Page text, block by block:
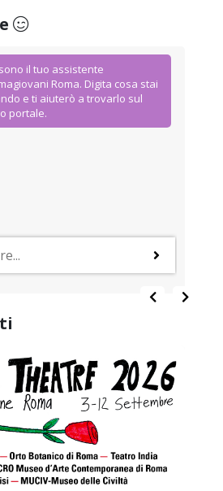
il tuo assistente
Roma. Digita cosa stai
e ti aiuterò a trovarlo sul
portale.